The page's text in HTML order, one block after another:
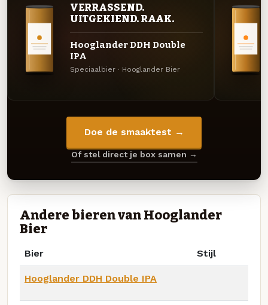
VERRASSEND.
UITGEKIEND. RAAK.
Hooglander DDH Double
IPA
Speciaalbier · Hooglander Bier
Doe de smaaktest →
Of stel direct je box samen →
Andere bieren van Hooglander
Bier
Bier Stijl
Hooglander DDH Double IPA